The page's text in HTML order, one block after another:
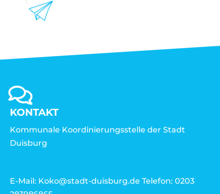
KONTAKT
Kommunale Koordinierungsstelle der Stadt
Duisburg
E-Mail: Koko@stadt-duisburg.de Telefon: 0203